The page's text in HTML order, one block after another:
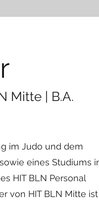
Mitte | B.A.
im Judo und dem
eines Studiums
HIT BLN Personal
von HIT BLN Mitte ist